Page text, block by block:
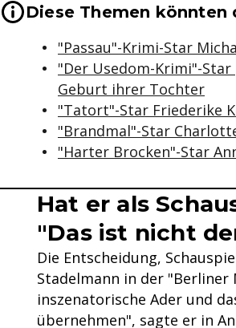
Wichtige Hinweise &
Diese Themen könnten
"Passau"-Krimi-Star
"Der Usedom-Krimi"-
Geburt ihrer Tochter
"Tatort"-Star Friederike
"Brandmal"-Star
"Harter Brocken"-Star
Hat er als
"Das ist nicht
Die Entscheidung,
Stadelmann in der "Berliner
inszenatorische Ader und
übernehmen", sagte er in